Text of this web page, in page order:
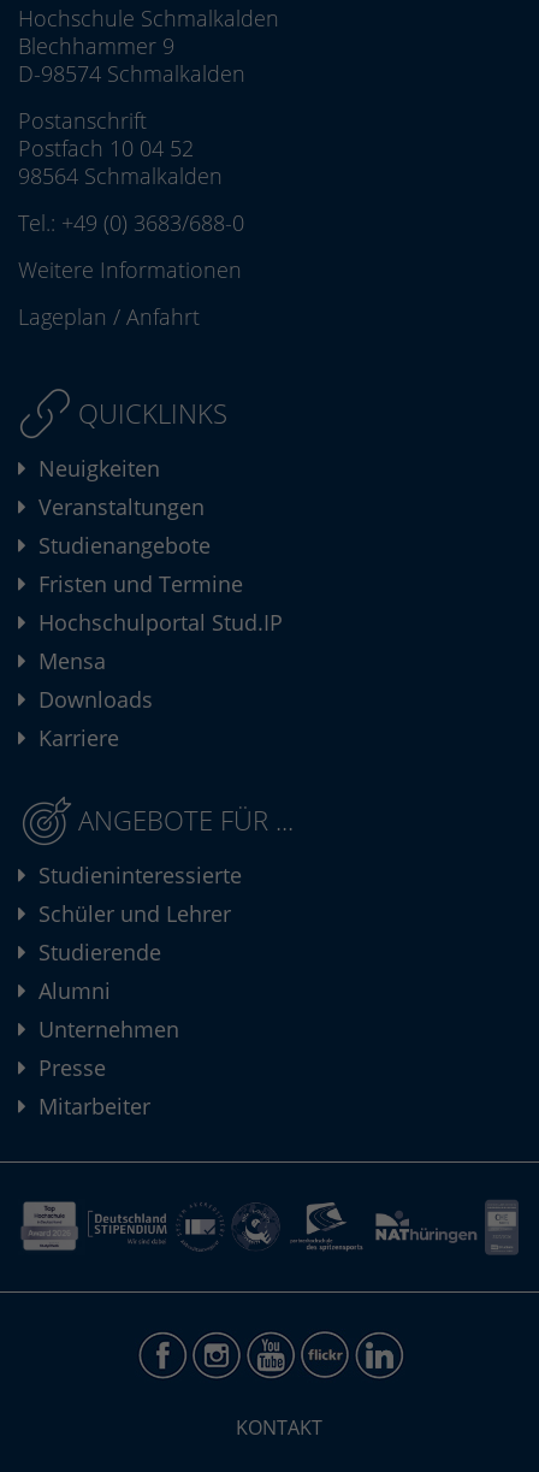
Hochschule Schmalkalden
Blechhammer 9
D-98574 Schmalkalden
Postanschrift
Postfach 10 04 52
98564 Schmalkalden
Tel.: +49 (0) 3683/688-0
Weitere Informationen
Lageplan / Anfahrt
QUICKLINKS
Neuigkeiten
Veranstaltungen
Studienangebote
Fristen und Termine
Hochschulportal Stud.IP
Mensa
Downloads
Karriere
ANGEBOTE FÜR ...
Studieninteressierte
Schüler und Lehrer
Studierende
Alumni
Unternehmen
Presse
Mitarbeiter
KONTAKT